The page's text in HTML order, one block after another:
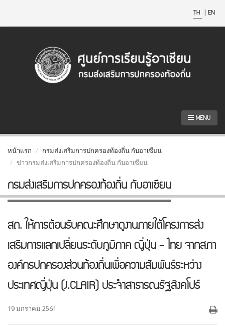
TH | EN
MENU
หน้าแรก
กรมส่งเสริมการปกครองท้องถิ่น กับอาเซียน
ข่าวกรมส่งเสริมการปกครองท้องถิ่น กับอาเซียน
กรมส่งเสริมการปกครองท้องถิ่น กับอาเซียน
สถ. ให้การต้อนรับคณะศึกษาดูงานภายใต้โครงการส่ง
เสริมการแลกเปลี่ยนระดับภูมิภาค ญี่ปุ่น - ไทย จากสภา
องค์กรปกครองส่วนท้องถิ่นเพื่อความสัมพันธ์ระหว่าง
ประเทศญี่ปุ่น (J.CLAIR) ประจำสาธารณรัฐสิงคโปร์
19 มกราคม 2561